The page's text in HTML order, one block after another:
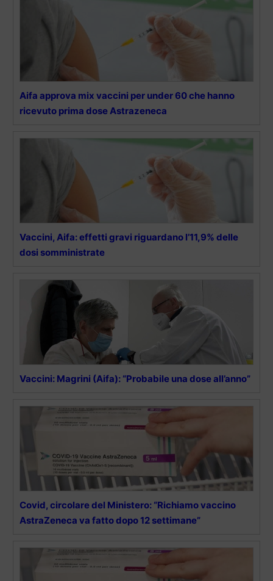
Aifa approva mix vaccini per under 60 che hanno
ricevuto prima dose Astrazeneca
Vaccini, Aifa: effetti gravi riguardano l’11,9% delle
dosi somministrate
Vaccini: Magrini (Aifa): “Probabile una dose all’anno”
Covid, circolare del Ministero: “Richiamo vaccino
AstraZeneca va fatto dopo 12 settimane”